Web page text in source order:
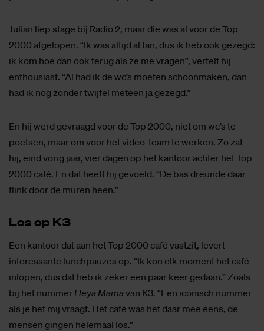
Julian liep stage bij Radio 2, maar die was al voor de Top
2000 afgelopen. “Ik was altijd al fan, dus ik heb ook gezegd:
ik kom hoe dan ook terug als ze me vragen”, vertelt hij
enthousiast. “Al had ik de wc’s moeten schoonmaken, dan
had ik nog zonder twijfel meteen ja gezegd.”
En hij werd gevraagd voor de Top 2000, niet om wc’s te
poetsen, maar om voor het video-team te werken. Zo zat
hij, eind vorig jaar, vier dagen op het kantoor achter het Top
2000 café. En dat heeft hij gevoeld. “De bas dreunde daar
flink door de muren heen.”
Los op K3
Een kantoor dat aan het Top 2000 café vastzit, levert
interessante lunchpauzes op. “Ik kon elk moment het café
inlopen, dus dat heb ik zeker een paar keer gedaan.” Zoals
bij het nummer Heya Mamavan K3. “Een iconisch nummer
als je het mij vraagt. Het café was het daar mee eens, de
mensen gingen helemaal los.”